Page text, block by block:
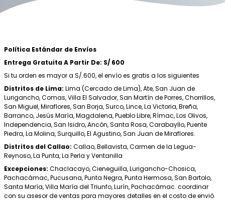
Política Estándar de Envíos
Entrega Gratuita A Partir De: S/ 600
Si tu orden es mayor a S/.600, el envío es gratis a los siguientes
Distritos de Lima: Lima (Cercado de Lima), Ate, San Juan de
Lurigancho, Comas, Villa El Salvador, San Martín de Porres, Chorrillos,
San Miguel, Miraflores, San Borja, Surco, Lince, La Victoria, Breña,
Barranco, Jesús María, Magdalena, Pueblo Libre, Rímac, Los Olivos,
Independencia, San Isidro, Ancón, Santa Rosa, Carabayllo, Puente
Piedra, La Molina, Surquillo, El Agustino, San Juan de Miraflores.
Distritos del Callao: Callao, Bellavista, Carmen de la Legua-
Reynoso, La Punta, La Perla y Ventanilla
Excepciones: Chaclacayo, Cieneguilla, Lurigancho-Chosica,
Pachacámac, Pucusana, Punta Negra, Punta Hermosa, San Bartolo,
Santa María, Villa María del Triunfo, Lurín, Pachacámac. coordinar
con su asesor de ventas para mayores detalles en el costo de envió.